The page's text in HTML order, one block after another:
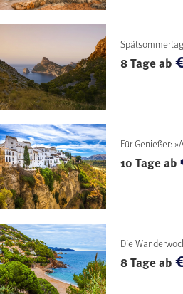
8 Tage ab
Für Genießer:
10 Tage ab
Die
8 Tage ab